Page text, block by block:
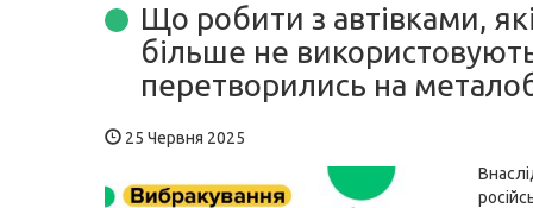
Що робити з автівками,
більше не
перетворились на
25 Червня 2025